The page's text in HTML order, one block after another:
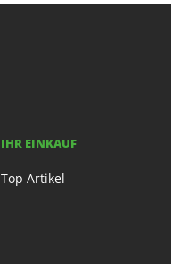
IHR EINKAUF
Top Artikel